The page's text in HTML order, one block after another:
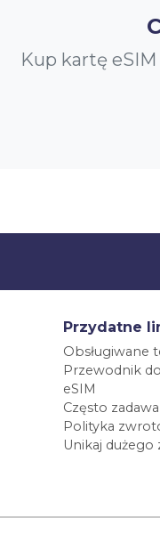
Kup kartę
Przydatne
Obsługiwane
Przewodnik
eSIM
Często
Polityka
Unikaj dużego